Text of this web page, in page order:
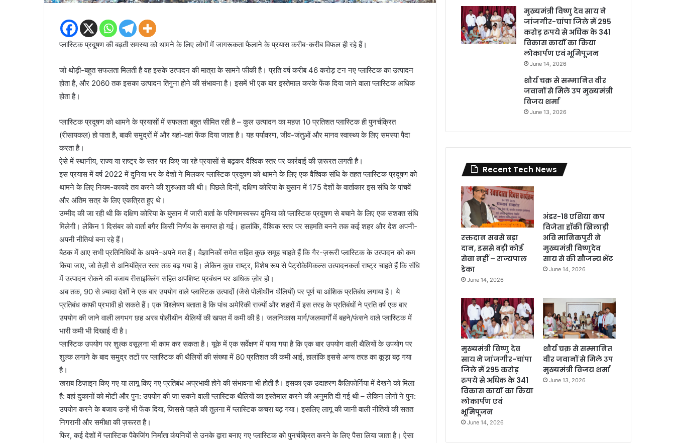
प्लास्टिक प्रदूषण की बढ़ती समस्या को थामने के लिए लोगों में जागरूकता फैलाने के प्रयास करीब-करीब विफल ही रहे हैं।
जो थोड़ी-बहुत सफलता मिलती है वह इसके उत्पादन की मात्रा के सामने फीकी है। प्रति वर्ष करीब 46 करोड़ टन नए प्लास्टिक का उत्पादन
होता है, और 2060 तक इसका उत्पादन तिगुना होने की संभावना है। इसमें भी एक बार इस्तेमाल करके फेंक दिया जाने वाला प्लास्टिक अधिक
होता है।
प्लास्टिक प्रदूषण को थामने के प्रयासों में सफलता बहुत सीमित रही है – कुल उत्पादन का महज़ 10 प्रतिशत प्लास्टिक ही पुनर्चक्रित
(रीसायकल) हो पाता है, बाकी समुद्रों में और यहां-वहां फेंक दिया जाता है। यह पर्यावरण, जीव-जंतुओं और मानव स्वास्थ्य के लिए समस्या पैदा
करता है।
ऐसे में स्थानीय, राज्य या राष्ट्र के स्तर पर किए जा रहे प्रयासों से बढ़कर वैश्विक स्तर पर कार्रवाई की ज़रूरत लगती है।
इस प्रयास में वर्ष 2022 में दुनिया भर के देशों ने मिलकर प्लास्टिक प्रदूषण को थामने के लिए एक वैश्विक संधि के तहत प्लास्टिक प्रदूषण को
थामने के लिए नियम-कायदे तय करने की शुरुआत की थी। पिछले दिनों, दक्षिण कोरिया के बुसान में 175 देशों के वार्ताकार इस संधि के पांचवें
और अंतिम सत्र के लिए एकत्रित हुए थे।
उम्मीद की जा रही थी कि दक्षिण कोरिया के बुसान में जारी वार्ता के परिणामस्वरूप दुनिया को प्लास्टिक प्रदूषण से बचाने के लिए एक सशक्त संधि
मिलेगी। लेकिन 1 दिसंबर को वार्ता बगैर किसी निर्णय के समाप्त हो गई। हालांकि, वैश्विक स्तर पर सहमति बनने तक कई शहर और देश अपनी-
अपनी नीतियां बना रहे हैं।
बैठक में आए सभी प्रतिनिधियों के अपने-अपने मत हैं। वैज्ञानिकों समेत सहित कुछ समूह चाहते हैं कि गैर-ज़रूरी प्लास्टिक के उत्पादन को कम
किया जाए, जो तेज़ी से अनियंत्रित स्तर तक बढ़ गया है। लेकिन कुछ राष्ट्र, विशेष रूप से पेट्रोकेमिकल्स उत्पादनकर्ता राष्ट्र चाहते हैं कि संधि
में उत्पादन रोकने की बजाय रीसाइक्लिंग सहित अपशिष्ट प्रबंधन पर अधिक ज़ोर हो।
अब तक, 90 से ज़्यादा देशों ने एक बार उपयोग वाले प्लास्टिक उत्पादों (जैसे पोलीथीन थैलियों) पर पूर्ण या आंशिक प्रतिबंध लगाया है। ये
प्रतिबंध काफी प्रभावी हो सकते हैं। एक विश्लेषण बताता है कि पांच अमेरिकी राज्यों और शहरों में इस तरह के प्रतिबंधों ने प्रति वर्ष एक बार
उपयोग की जाने वाली लगभग छह अरब पोलीथीन थैलियों की खपत में कमी की है। जलनिकास मार्ग/जलमार्गों में बहने/फंसने वाले प्लास्टिक में
भारी कमी भी दिखाई दी है।
प्लास्टिक उपयोग पर शुल्क वसूलना भी काम कर सकता है। यूके में एक सर्वेक्षण में पाया गया है कि एक बार उपयोग वाली थैलियों के उपयोग पर
शुल्क लगाने के बाद समुद्र तटों पर प्लास्टिक की थैलियों की संख्या में 80 प्रतिशत की कमी आई, हालांकि इससे अन्य तरह का कूड़ा बढ़ गया
है।
खराब डिज़ाइन किए गए या लागू किए गए प्रतिबंध अप्रभावी होने की संभावना भी होती है। इसका एक उदाहरण कैलिफोर्निया में देखने को मिला
है: वहां दुकानों को मोटी और पुन: उपयोग की जा सकने वाली प्लास्टिक थैलियों का इस्तेमाल करने की अनुमति दी गई थी – लेकिन लोगों ने पुन:
उपयोग करने के बजाय उन्हें भी फेंक दिया, जिससे पहले की तुलना में प्लास्टिक कचरा बढ़ गया। इसलिए लागू की जानी वाली नीतियों की सतत
निगरानी और समीक्षा की ज़रूरत है।
फिर, कई देशों में प्लास्टिक पैकेजिंग निर्माता कंपनियों से उनके द्वारा बनाए गए प्लास्टिक को पुनर्चक्रित करने के लिए पैसा लिया जाता है। ऐसा
मुख्यमंत्री विष्णु देव साय ने
जांजगीर-चांपा जिले में 295
करोड़ रुपये से अधिक के 341
विकास कार्यों का किया
लोकार्पण एवं भूमिपूजन
June 14, 2026
शौर्य चक्र से सम्मानित वीर
जवानों से मिले उप मुख्यमंत्री
विजय शर्मा
June 13, 2026
Recent Tech News
रक्तदान सबसे बड़ा
दान, इससे बड़ी कोई
सेवा नहीं – राज्यपाल
डेका
June 14, 2026
अंडर-18 एशिया कप
विजेता हॉकी खिलाड़ी
अवि मानिकपुरी ने
मुख्यमंत्री विष्णुदेव
साय से की सौजन्य भेंट
June 14, 2026
मुख्यमंत्री विष्णु देव
साय ने जांजगीर-चांपा
जिले में 295 करोड़
रुपये से अधिक के 341
विकास कार्यों का किया
लोकार्पण एवं
भूमिपूजन
June 14, 2026
शौर्य चक्र से सम्मानित
वीर जवानों से मिले उप
मुख्यमंत्री विजय शर्मा
June 13, 2026